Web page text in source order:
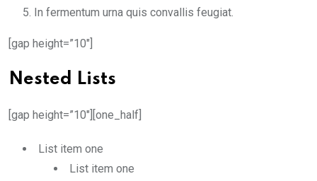
In fermentum urna quis convallis feugiat.
[gap height=”10″]
Nested Lists
[gap height=”10″][one_half]
List item one
List item one